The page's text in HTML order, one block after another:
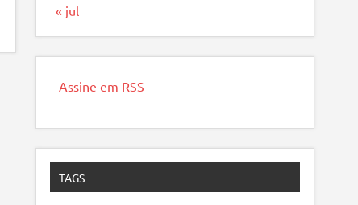
« jul
Assine em RSS
TAGS